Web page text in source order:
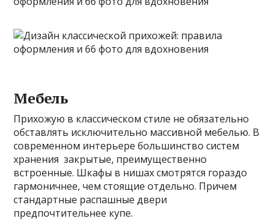
Мебель
Прихожую в классическом стиле не обязательно
обставлять исключительно массивной мебелью. В
современном интерьере большинство систем
хранения закрытые, преимущественно
встроенные. Шкафы в нишах смотрятся гораздо
гармоничнее, чем стоящие отдельно. Причем
стандартные распашные двери
предпочтительнее купе.